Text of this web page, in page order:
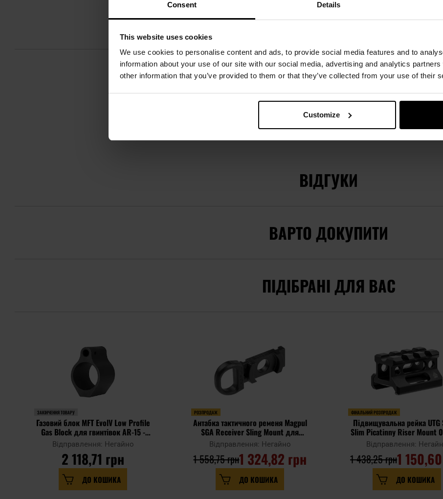
Consent Details
This website uses cookies
We use cookies to personalise content and ads, to provide social media features and to
information about your use of our site with our social media, advertising and analytics
other information that you’ve provided to them or that they’ve collected from your use of their
Customize
ТЕХНІЧНІ ДАНІ
Докладніше
EAN
708747547467
Код виробника
18035
ВІДГУКИ
ВАРТО ДОКУПИТИ
ПІДІБРАНІ ДЛЯ ВАС
ЗАКІНЧЕННЯ ТОВАРУ
Газовий блок MFT EvolV Low Profile
Gas Block для гвинтівок AR-15 -
Black
Відправлення: Негайно
2 118,71 грн
ДО КОШИКА
РОЗПРОДАЖ
Антабка тактичного ременя Magpul
SGA Receiver Sling Mount для
рушниць Mossberg - Black
Відправлення: Негайно
1 324,82 грн
1 558,75 грн
ДО КОШИКА
ФІНАЛЬНИЙ РОЗПРОДАЖ
Підвищувальна рейка UTG
Slim Picatinny Riser Mount
Slot - Black
Відправлення:
1
1 438,25 грн
ДО КОШИКА